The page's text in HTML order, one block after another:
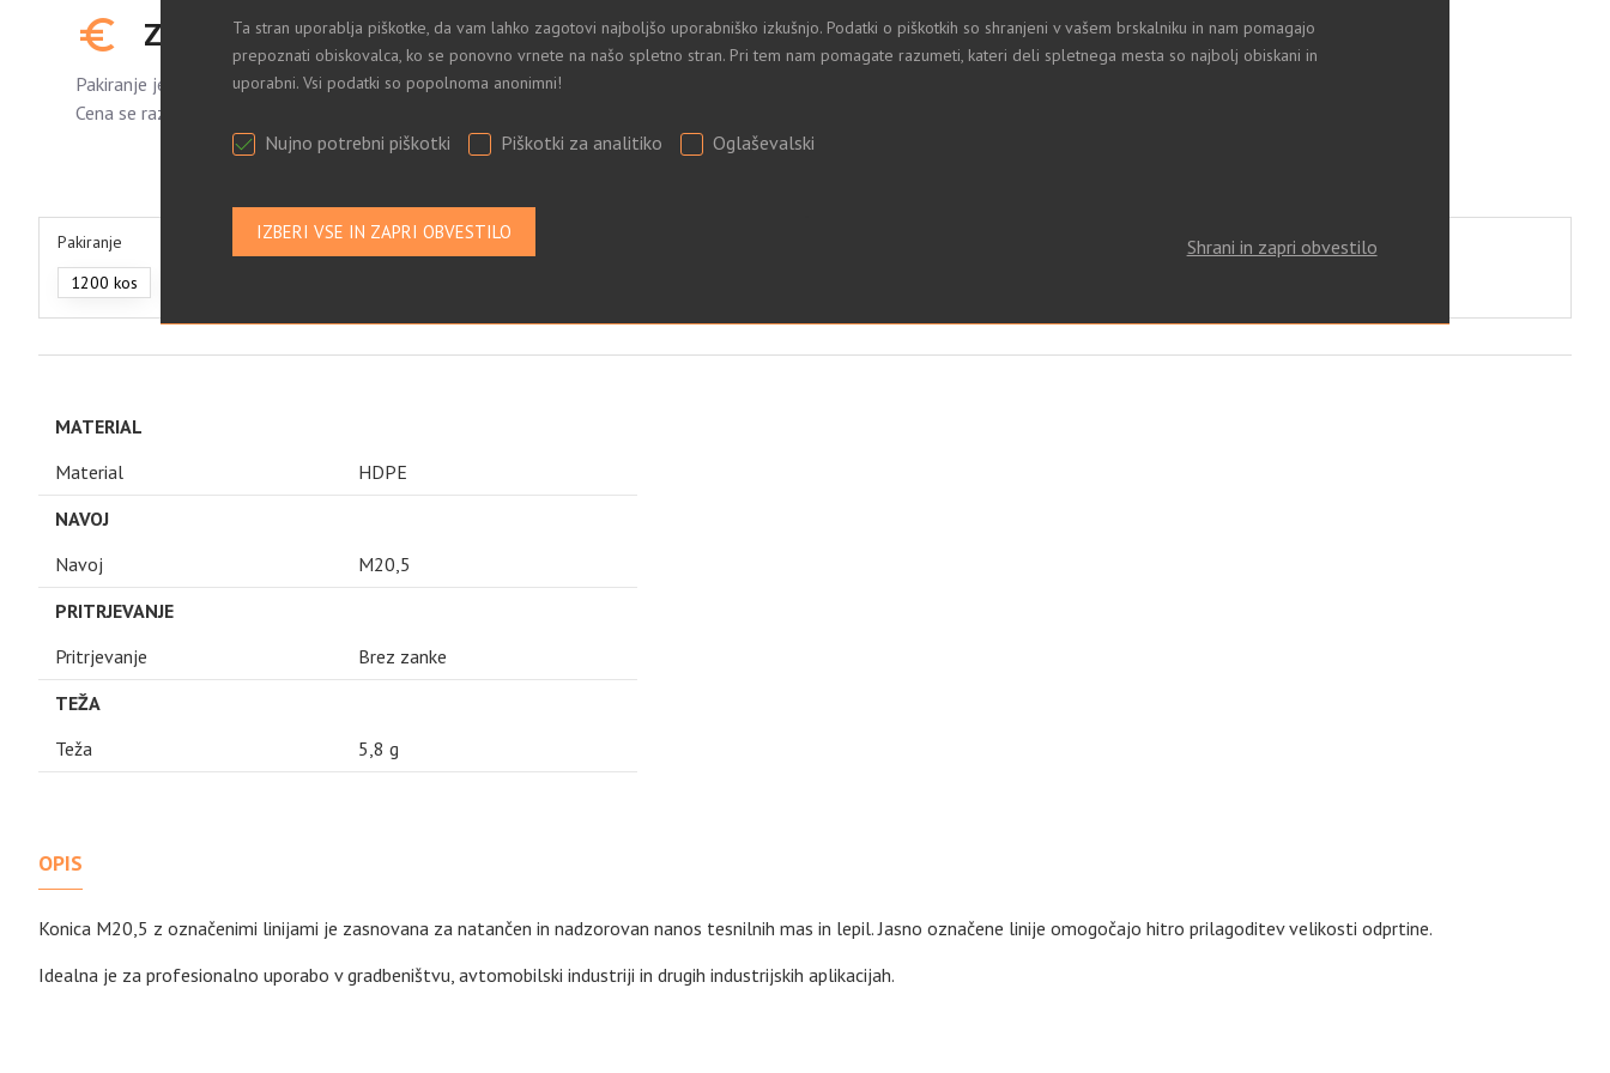
ZA OGLED CEN SE PRIJAVITE
Pakiranje je standardno.
Cena se razlikuje glede na količino naročenih kosov.
Pakiranje
1200 kos
MATERIAL
Material
HDPE
NAVOJ
Navoj
M20,5
PRITRJEVANJE
Pritrjevanje
Brez zanke
TEŽA
Teža
5,8 g
OPIS
Konica M20,5 z označenimi linijami je zasnovana za natančen in nadzorovan nanos tesnilnih mas in lepil. Jasno označene linije omogočajo hitro prilagoditev velikosti odprtine.
Idealna je za profesionalno uporabo v gradbeništvu, avtomobilski industriji in drugih industrijskih aplikacijah.
Ta stran uporablja piškotke, da vam lahko zagotovi najboljšo uporabniško izkušnjo. Podatki o piškotkih so shranjeni v vašem brskalniku in nam pomagajo
prepoznati obiskovalca, ko se ponovno vrnete na našo spletno stran. Pri tem nam pomagate razumeti, kateri deli spletnega mesta so najbolj obiskani in
uporabni. Vsi podatki so popolnoma anonimni!
Nujno potrebni piškotki Piškotki za analitiko Oglaševalski
Shrani in zapri obvestilo